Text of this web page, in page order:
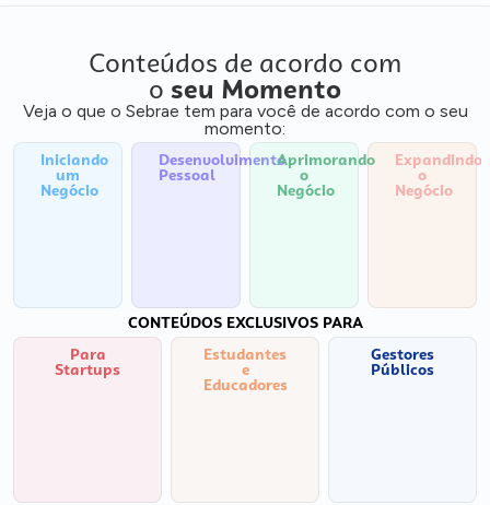
Conteúdos de acordo com
o seu Momento
Veja o que o Sebrae tem para você de acordo com o seu
momento:
Iniciando
um
Negócio
Desenvolvimento
Pessoal
Aprimorando
o
Negócio
Expandindo
o
Negócio
CONTEÚDOS EXCLUSIVOS PARA
Para
Startups
Estudantes
e
Educadores
Gestores
Públicos